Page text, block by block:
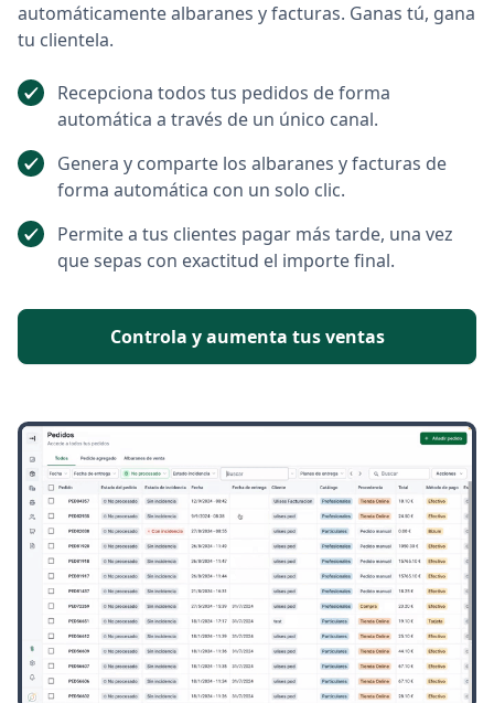
automáticamente albaranes y facturas. Ganas tú, gana
tu clientela.
Recepciona todos tus pedidos de forma
automática a través de un único canal.
Genera y comparte los albaranes y facturas de
forma automática con un solo clic.
Permite a tus clientes pagar más tarde, una vez
que sepas con exactitud el importe final.
Controla y aumenta tus ventas